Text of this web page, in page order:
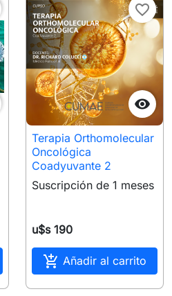

favorite_border
Terapia Orthomolecular
Oncológica
Coadyuvante 2
Suscripción de 1 meses
u$s 190
 Añadir al carrito